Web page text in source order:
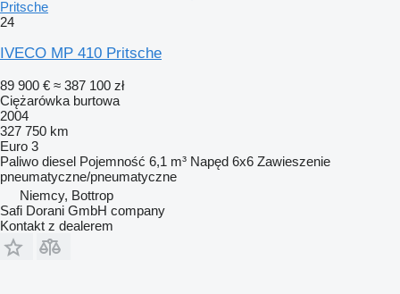
Pritsche
24
IVECO MP 410 Pritsche
89 900 € ≈ 387 100 zł
Ciężarówka burtowa
2004
327 750 km
Euro 3
Paliwo diesel Pojemność 6,1 m³ Napęd 6x6 Zawieszenie
pneumatyczne/pneumatyczne
Niemcy, Bottrop
Safi Dorani GmbH company
Kontakt z dealerem